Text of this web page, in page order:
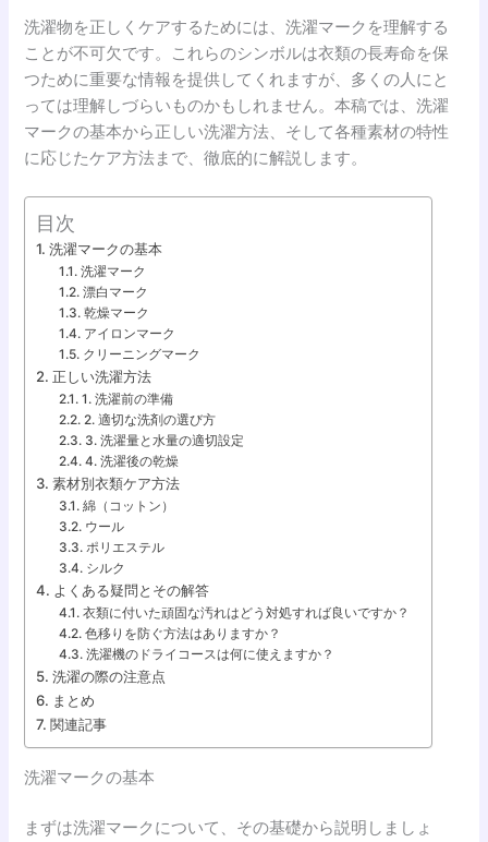
洗濯物を正しくケアするためには、洗濯マークを理解する
ことが不可欠です。これらのシンボルは衣類の長寿命を保
つために重要な情報を提供してくれますが、多くの人にと
っては理解しづらいものかもしれません。本稿では、洗濯
マークの基本から正しい洗濯方法、そして各種素材の特性
に応じたケア方法まで、徹底的に解説します。
目次
洗濯マークの基本
洗濯マーク
漂白マーク
乾燥マーク
アイロンマーク
クリーニングマーク
正しい洗濯方法
1. 洗濯前の準備
2. 適切な洗剤の選び方
3. 洗濯量と水量の適切設定
4. 洗濯後の乾燥
素材別衣類ケア方法
綿（コットン）
ウール
ポリエステル
シルク
よくある疑問とその解答
衣類に付いた頑固な汚れはどう対処すれば良いですか？
色移りを防ぐ方法はありますか？
洗濯機のドライコースは何に使えますか？
洗濯の際の注意点
まとめ
関連記事
洗濯マークの基本
まずは洗濯マークについて、その基礎から説明しましょ